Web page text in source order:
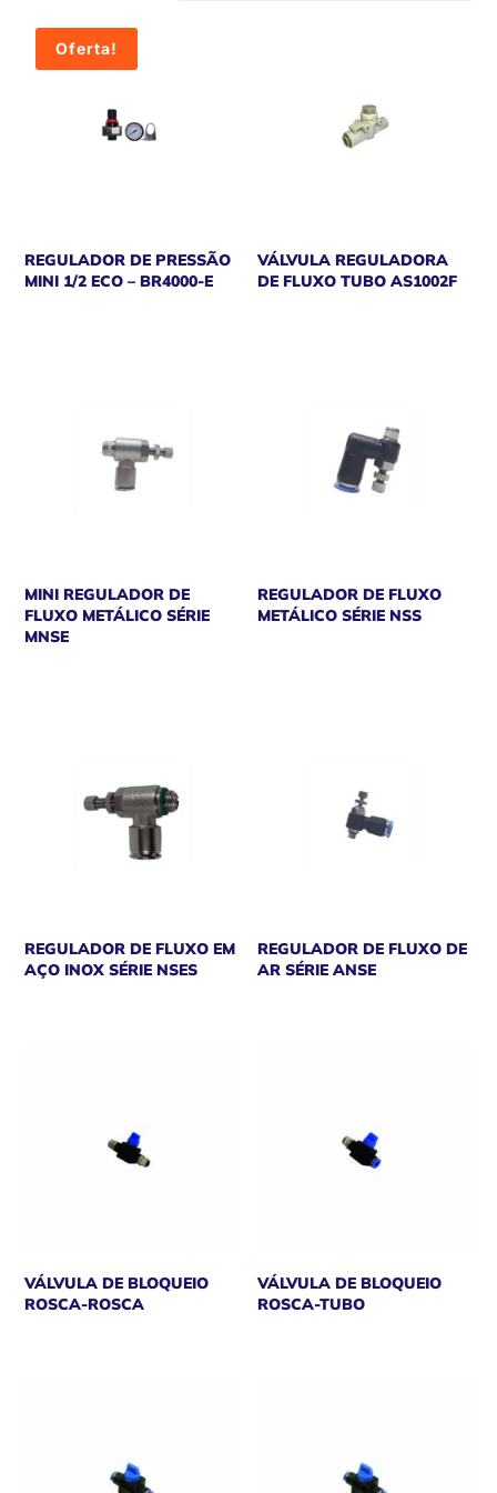
Oferta!
REGULADOR DE PRESSÃO
MINI 1/2 ECO – BR4000-E
VÁLVULA REGULADORA
DE FLUXO TUBO AS1002F
MINI REGULADOR DE
FLUXO METÁLICO SÉRIE
MNSE
REGULADOR DE FLUXO
METÁLICO SÉRIE NSS
REGULADOR DE FLUXO EM
AÇO INOX SÉRIE NSES
REGULADOR DE FLUXO DE
AR SÉRIE ANSE
VÁLVULA DE BLOQUEIO
ROSCA-ROSCA
VÁLVULA DE BLOQUEIO
ROSCA-TUBO